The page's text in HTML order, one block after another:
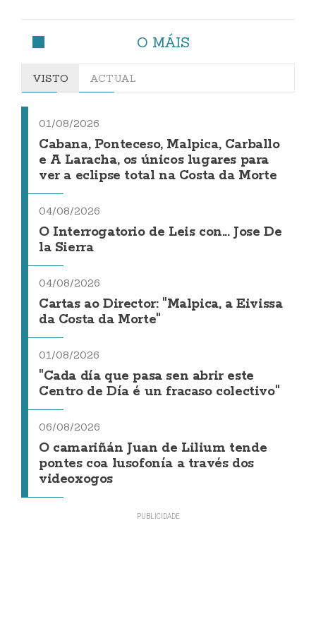
O MÁIS
VISTO ACTUAL
01/08/2026
Cabana, Ponteceso, Malpica, Carballo
e A Laracha, os únicos lugares para
ver a eclipse total na Costa da Morte
04/08/2026
O Interrogatorio de Leis con... Jose De
la Sierra
04/08/2026
Cartas ao Director: "Malpica, a Eivissa
da Costa da Morte"
01/08/2026
"Cada día que pasa sen abrir este
Centro de Día é un fracaso colectivo"
06/08/2026
O camariñán Juan de Lilium tende
pontes coa lusofonía a través dos
videoxogos